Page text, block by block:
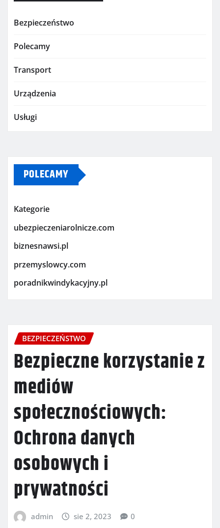
Bezpieczeństwo
Polecamy
Transport
Urządzenia
Usługi
POLECAMY
Kategorie
ubezpieczeniarolnicze.com
biznesnawsi.pl
przemyslowcy.com
poradnikwindykacyjny.pl
BEZPIECZEŃSTWO
Bezpieczne korzystanie z
mediów
społecznościowych:
Ochrona danych
osobowych i
prywatności
admin sie 2, 2023 0